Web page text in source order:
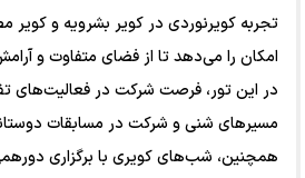
تجربه کویرنوردی در کویر بشرویه و
امکان را می‌دهد تا از فضای متفاوت و
در این تور، فرصت شرکت در فعالیت‌های
مسیرهای شنی و شرکت در مسابقات
همچنین، شب‌های کویری با برگزاری